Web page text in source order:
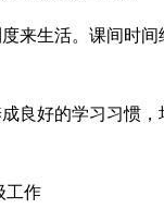
来生活。课间时
良好的学习习惯
工作